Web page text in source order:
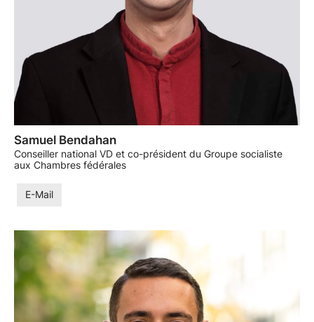
Samuel Bendahan
Conseiller national VD et co-président du Groupe socialiste
aux Chambres fédérales
E-Mail